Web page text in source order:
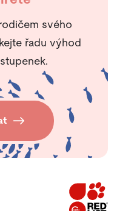
svého
řadu výhod